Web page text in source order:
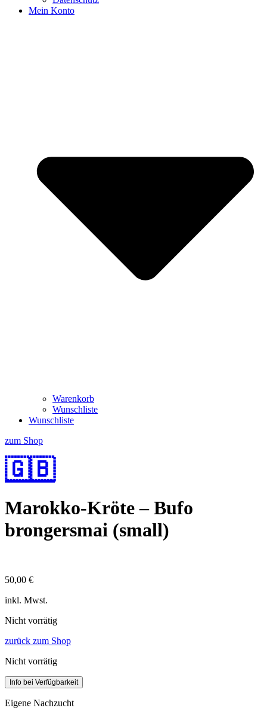
Mein Konto
Warenkorb
Wunschliste
Wunschliste
zum Shop
🇬🇧
Marokko-Kröte – Bufo
brongersmai (small)
50,00 €
inkl. Mwst.
Nicht vorrätig
zurück zum Shop
Nicht vorrätig
Info bei Verfügbarkeit
Eigene Nachzucht